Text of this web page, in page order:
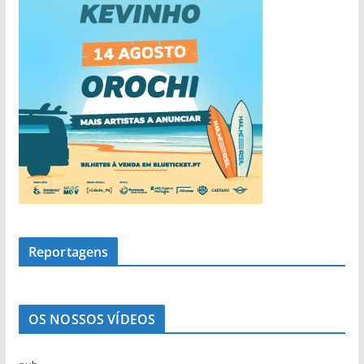
Reportagens
OS NOSSOS VÍDEOS